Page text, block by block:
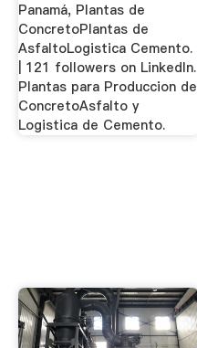
Panamá, Plantas de
ConcretoPlantas de
AsfaltoLogistica Cemento.
| 121 followers on LinkedIn.
Plantas para Produccion de
ConcretoAsfalto y
Logistica de Cemento.